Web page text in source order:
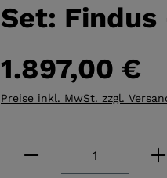
Durchschnittliche Bewertung
Set:
1.897,00 €
Preise inkl. MwSt. zzgl.
Produkt Anzahl: